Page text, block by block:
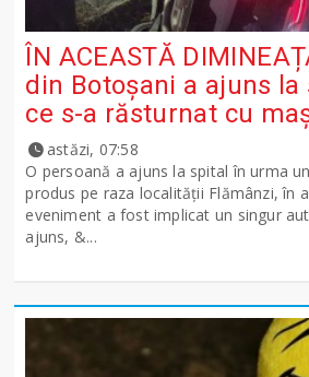
ÎN ACEASTĂ
din Botoșani a ajuns la
ce s-a răsturnat cu
astăzi, 07:58
O persoană a ajuns la spital în urma
produs pe raza localității Flămânzi, în
eveniment a fost implicat un singur
ajuns, &...